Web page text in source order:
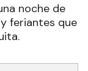
noche de
feriantes que